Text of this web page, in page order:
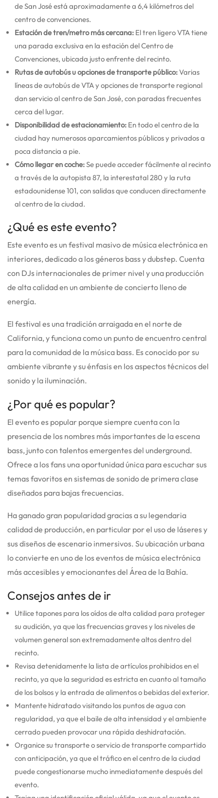
de San José está aproximadamente a 6,4 kilómetros del
centro de convenciones.
Estación de tren/metro más cercana: El tren ligero VTA tiene
una parada exclusiva en la estación del Centro de
Convenciones, ubicada justo enfrente del recinto.
Rutas de autobús u opciones de transporte público:Varias
líneas de autobús de VTA y opciones de transporte regional
dan servicio al centro de San José, con paradas frecuentes
cerca del lugar.
Disponibilidad de estacionamiento: En todo el centro de la
ciudad hay numerosos aparcamientos públicos y privados a
poca distancia a pie.
Cómo llegar en coche:Se puede acceder fácilmente al recinto
a través de la autopista 87, la interestatal 280 y la ruta
estadounidense 101, con salidas que conducen directamente
al centro de la ciudad.
¿Qué es este evento?
Este evento es un festival masivo de música electrónica en
interiores, dedicado a los géneros bass y dubstep. Cuenta
con DJs internacionales de primer nivel y una producción
de alta calidad en un ambiente de concierto lleno de
energía.
El festival es una tradición arraigada en el norte de
California, y funciona como un punto de encuentro central
para la comunidad de la música bass. Es conocido por su
ambiente vibrante y su énfasis en los aspectos técnicos del
sonido y la iluminación.
¿Por qué es popular?
El evento es popular porque siempre cuenta con la
presencia de los nombres más importantes de la escena
bass, junto con talentos emergentes del underground.
Ofrece a los fans una oportunidad única para escuchar sus
temas favoritos en sistemas de sonido de primera clase
diseñados para bajas frecuencias.
Ha ganado gran popularidad gracias a su legendaria
calidad de producción, en particular por el uso de láseres y
sus diseños de escenario inmersivos. Su ubicación urbana
lo convierte en uno de los eventos de música electrónica
más accesibles y emocionantes del Área de la Bahía.
Consejos antes de ir
Utilice tapones para los oídos de alta calidad para proteger
su audición, ya que las frecuencias graves y los niveles de
volumen general son extremadamente altos dentro del
recinto.
Revisa detenidamente la lista de artículos prohibidos en el
recinto, ya que la seguridad es estricta en cuanto al tamaño
de los bolsos y la entrada de alimentos o bebidas del exterior.
Mantente hidratado visitando los puntos de agua con
regularidad, ya que el baile de alta intensidad y el ambiente
cerrado pueden provocar una rápida deshidratación.
Organice su transporte o servicio de transporte compartido
con anticipación, ya que el tráfico en el centro de la ciudad
puede congestionarse mucho inmediatamente después del
evento.